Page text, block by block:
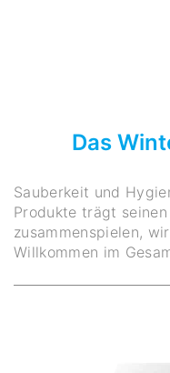
Das
Sauberkeit und
Produkte trägt
zusammenspielen,
Willkommen im